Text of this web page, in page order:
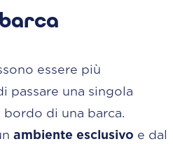
essere più
passare una singola
bordo di una barca.
ambiente esclusivo e dal